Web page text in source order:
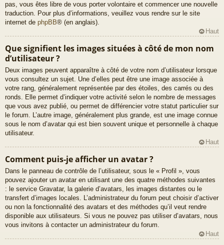
pas, vous êtes libre de vous porter volontaire et commencer une nouvelle
traduction. Pour plus d’informations, veuillez vous rendre sur le site
internet de phpBB® (en anglais).
Haut
Que signifient les images situées à côté de mon nom
d’utilisateur ?
Deux images peuvent apparaître à côté de votre nom d’utilisateur lorsque
vous consultez un sujet. Une d’elles peut être une image associée à
votre rang, généralement représentée par des étoiles, des carrés ou des
ronds. Elle permet d’indiquer votre activité selon le nombre de messages
que vous avez publié, ou permet de différencier votre statut particulier sur
le forum. L’autre image, généralement plus grande, est une image connue
sous le nom d’avatar qui est bien souvent unique et personnelle à chaque
utilisateur.
Haut
Comment puis-je afficher un avatar ?
Dans le panneau de contrôle de l’utilisateur, sous le « Profil », vous
pouvez ajouter un avatar en utilisant une des quatre méthodes suivantes
: le service Gravatar, la galerie d’avatars, les images distantes ou le
transfert d’images locales. L’administrateur du forum peut choisir d’activer
ou non la fonctionnalité des avatars et des méthodes qu’il veut rendre
disponible aux utilisateurs. Si vous ne pouvez pas utiliser d’avatars, nous
vous invitons à contacter un administrateur du forum.
Haut